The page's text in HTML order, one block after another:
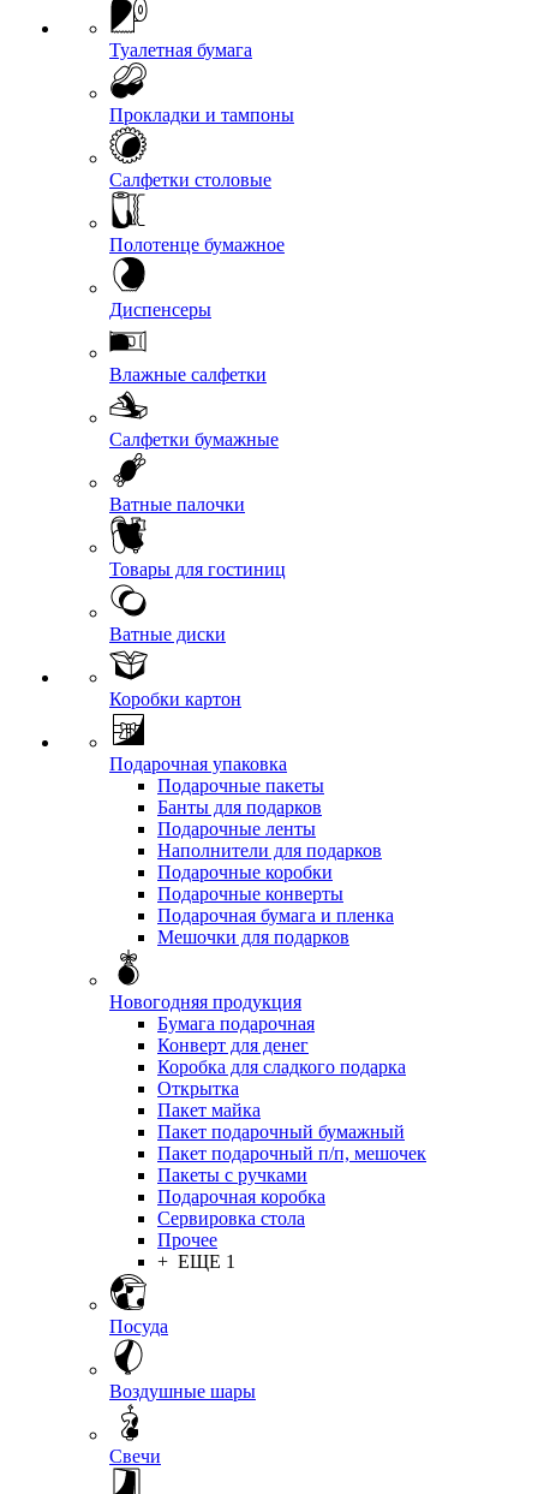
Туалетная бумага
Прокладки и тампоны
Салфетки столовые
Полотенце бумажное
Диспенсеры
Влажные салфетки
Салфетки бумажные
Ватные палочки
Товары для гостиниц
Ватные диски
Коробки картон
Подарочная упаковка
Подарочные пакеты
Банты для подарков
Подарочные ленты
Наполнители для подарков
Подарочные коробки
Подарочные конверты
Подарочная бумага и пленка
Мешочки для подарков
Новогодняя продукция
Бумага подарочная
Конверт для денег
Коробка для сладкого подарка
Открытка
Пакет майка
Пакет подарочный бумажный
Пакет подарочный п/п, мешочек
Пакеты с ручками
Подарочная коробка
Сервировка стола
Прочее
+ ЕЩЕ 1
Посуда
Воздушные шары
Свечи